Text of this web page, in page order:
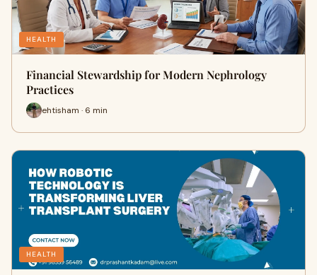
HEALTH
Financial Stewardship for Modern Nephrology
Practices
ehtisham · 6 min
HEALTH